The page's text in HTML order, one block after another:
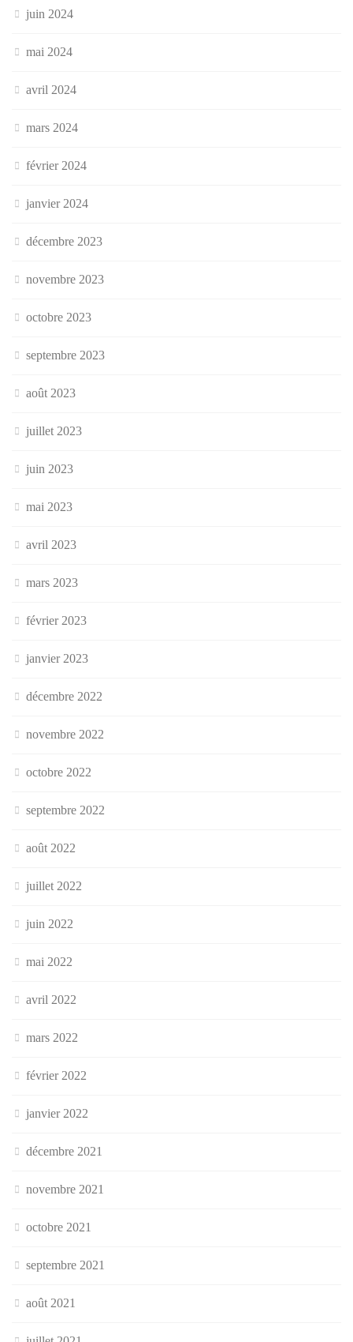
juin 2024
mai 2024
avril 2024
mars 2024
février 2024
janvier 2024
décembre 2023
novembre 2023
octobre 2023
septembre 2023
août 2023
juillet 2023
juin 2023
mai 2023
avril 2023
mars 2023
février 2023
janvier 2023
décembre 2022
novembre 2022
octobre 2022
septembre 2022
août 2022
juillet 2022
juin 2022
mai 2022
avril 2022
mars 2022
février 2022
janvier 2022
décembre 2021
novembre 2021
octobre 2021
septembre 2021
août 2021